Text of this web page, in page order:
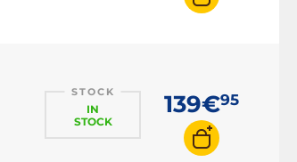
STOCK
IN
STOCK
139€95